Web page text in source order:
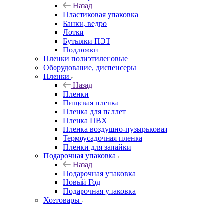
Назад
Пластиковая упаковка
Банки, ведро
Лотки
Бутылки ПЭТ
Подложки
Пленки полиэтиленовые
Оборудование, диспенсеры
Пленки
Назад
Пленки
Пищевая пленка
Пленка для паллет
Пленка ПВХ
Пленка воздушно-пузырьковая
Термоусадочная пленка
Пленки для запайки
Подарочная упаковка
Назад
Подарочная упаковка
Новый Год
Подарочная упаковка
Хозтовары